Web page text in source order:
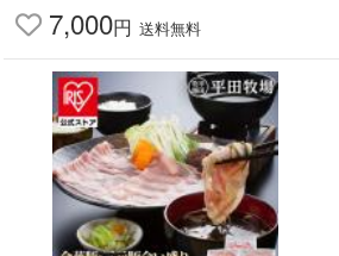
7,000円 送料無料